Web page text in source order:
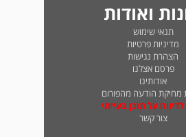
ואודות
תנאי שימוש
מדיניות פרטיות
הצהרת נגישות
פרסם אצלנו
אודותינו
הודעה מהפורום
על תוכן בעייתי
צור קשר